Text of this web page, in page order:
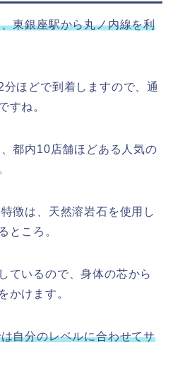
東銀座駅から丸ノ内線を利
ほどで到着しますので、通
すね。
都内10店舗ほどある人気の
徴は、天然溶岩石を使用し
ところ。
ているので、身体の芯から
かけます。
自分のレベルに合わせてサ